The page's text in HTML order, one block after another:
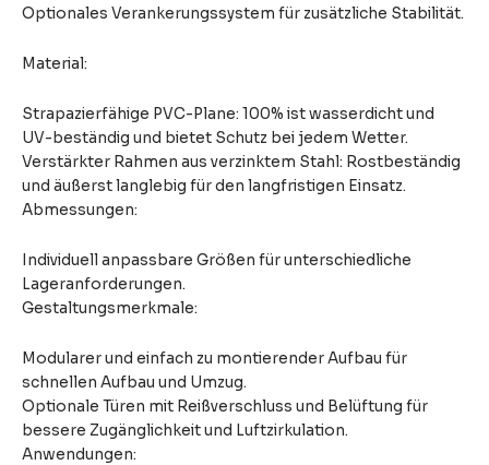
Optionales Verankerungssystem für zusätzliche Stabilität.
Material:
Strapazierfähige PVC-Plane: 100% ist wasserdicht und
UV-beständig und bietet Schutz bei jedem Wetter.
Verstärkter Rahmen aus verzinktem Stahl: Rostbeständig
und äußerst langlebig für den langfristigen Einsatz.
Abmessungen:
Individuell anpassbare Größen für unterschiedliche
Lageranforderungen.
Gestaltungsmerkmale:
Modularer und einfach zu montierender Aufbau für
schnellen Aufbau und Umzug.
Optionale Türen mit Reißverschluss und Belüftung für
bessere Zugänglichkeit und Luftzirkulation.
Anwendungen: